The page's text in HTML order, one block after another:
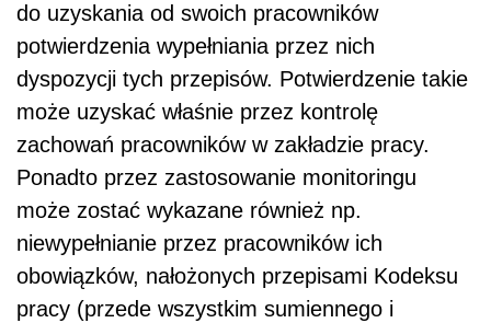
do uzyskania od swoich pracowników
potwierdzenia wypełniania przez nich
dyspozycji tych przepisów. Potwierdzenie takie
może uzyskać właśnie przez kontrolę
zachowań pracowników w zakładzie pracy.
Ponadto przez zastosowanie monitoringu
może zostać wykazane również np.
niewypełnianie przez pracowników ich
obowiązków, nałożonych przepisami Kodeksu
pracy (przede wszystkim sumiennego i